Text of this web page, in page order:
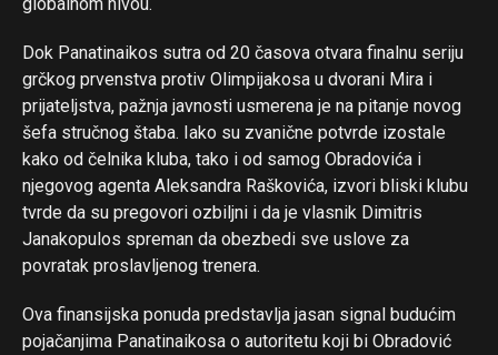
Dok Panatinaikos sutra od 20 časova otvara finalnu seriju
grčkog prvenstva protiv Olimpijakosa u dvorani Mira i
prijateljstva, pažnja javnosti usmerena je na pitanje novog
šefa stručnog štaba. Iako su zvanične potvrde izostale
kako od čelnika kluba, tako i od samog Obradovića i
njegovog agenta Aleksandra Raškovića, izvori bliski klubu
tvrde da su pregovori ozbiljni i da je vlasnik Dimitris
Janakopulos spreman da obezbedi sve uslove za
povratak proslavljenog trenera.
Ova finansijska ponuda predstavlja jasan signal budućim
pojačanjima Panatinaikosa o autoritetu koji bi Obradović